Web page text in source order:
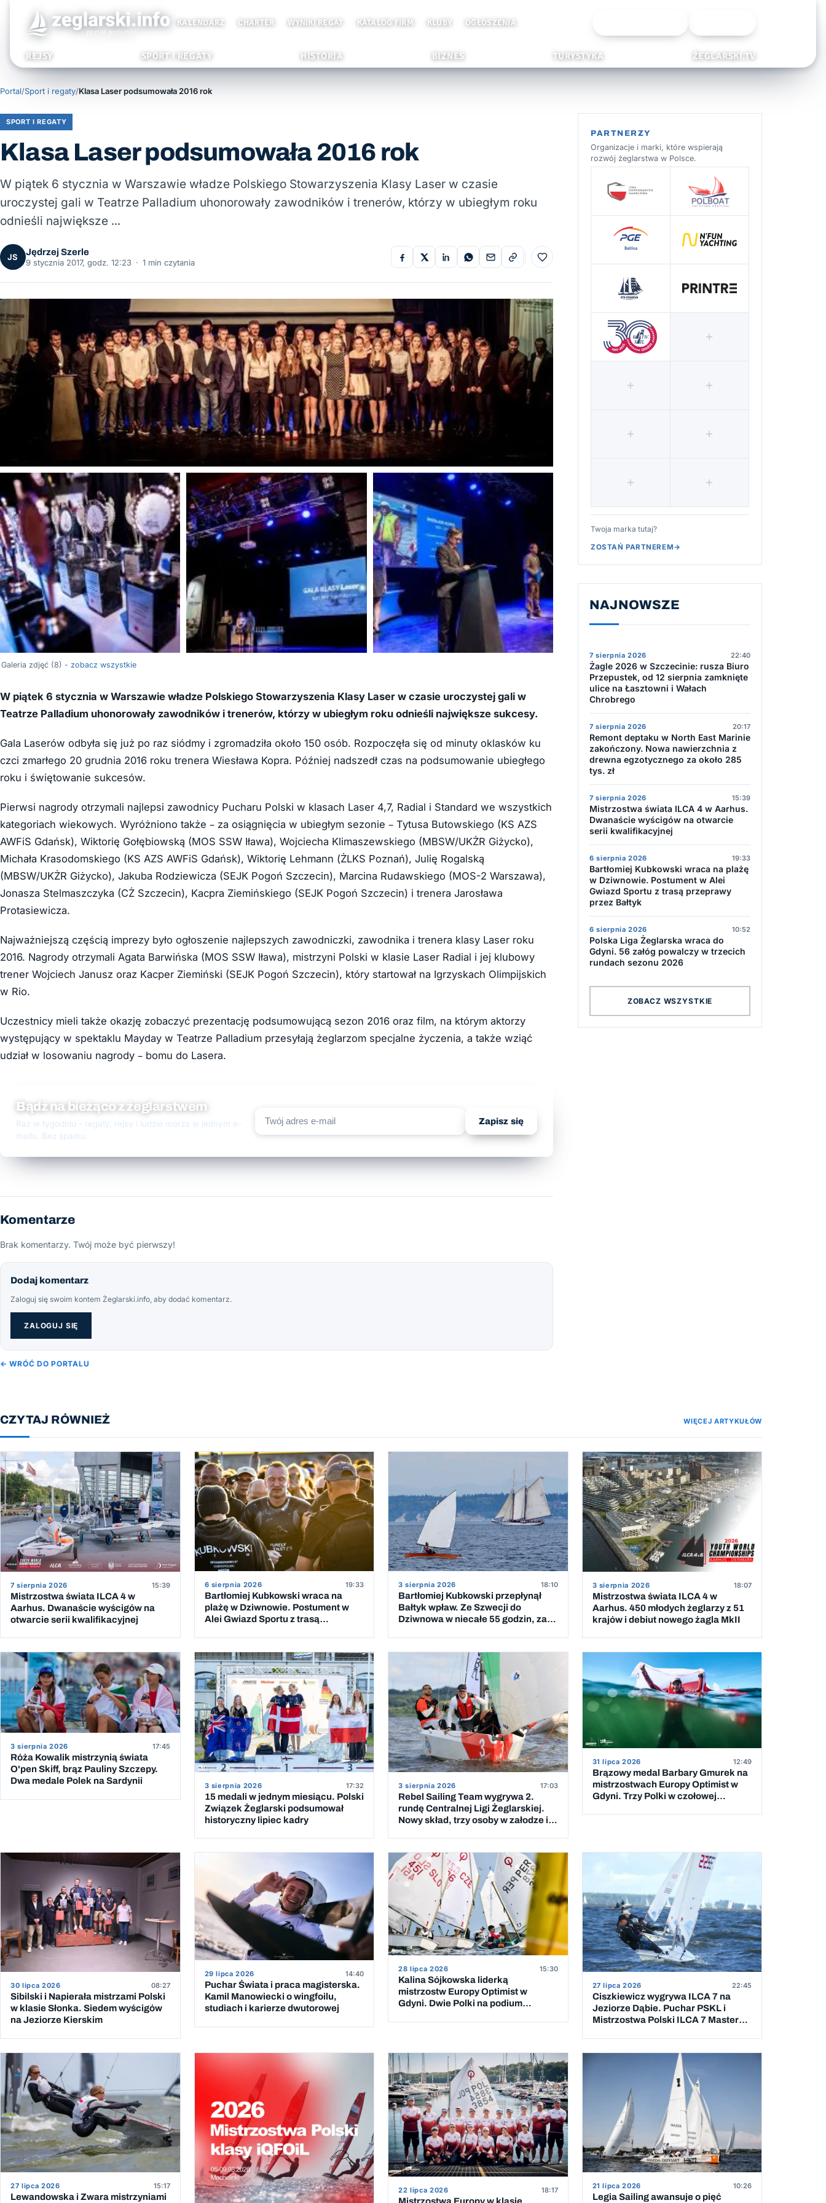
KALENDARZ CHARTER WYNIKI REGAT KATALOG FIRM KLUBY OGŁOSZENIA
REJSY SPORT I REGATY HISTORIA BIZNES TURYSTYKA ŻEGLARSKI.TV
Portal/Sport i regaty/Klasa Laser podsumowała 2016 rok
SPORT I REGATY
Klasa Laser podsumowała 2016 rok
W piątek 6 stycznia w Warszawie władze Polskiego Stowarzyszenia Klasy Laser w czasie
uroczystej gali w Teatrze Palladium uhonorowały zawodników i trenerów, którzy w ubiegłym roku
odnieśli największe …
JS
Jędrzej Szerle
9 stycznia 2017, godz. 12:23 · 1 min czytania Do ulubionych
Galeria zdjęć (8) - zobacz wszystkie
W piątek 6 stycznia w Warszawie władze Polskiego Stowarzyszenia Klasy Laser w czasie uroczystej gali w
Teatrze Palladium uhonorowały zawodników i trenerów, którzy w ubiegłym roku odnieśli największe sukcesy.
Gala Laserów odbyła się już po raz siódmy i zgromadziła około 150 osób. Rozpoczęła się od minuty oklasków ku
czci zmarłego 20 grudnia 2016 roku trenera Wiesława Kopra. Później nadszedł czas na podsumowanie ubiegłego
roku i świętowanie sukcesów.
Pierwsi nagrody otrzymali najlepsi zawodnicy Pucharu Polski w klasach Laser 4,7, Radial i Standard we wszystkich
kategoriach wiekowych. Wyróżniono także – za osiągnięcia w ubiegłym sezonie – Tytusa Butowskiego (KS AZS
AWFiS Gdańsk), Wiktorię Gołębiowską (MOS SSW Iława), Wojciecha Klimaszewskiego (MBSW/UKŻR Giżycko),
Michała Krasodomskiego (KS AZS AWFiS Gdańsk), Wiktorię Lehmann (ŻLKS Poznań), Julię Rogalską
(MBSW/UKŻR Giżycko), Jakuba Rodziewicza (SEJK Pogoń Szczecin), Marcina Rudawskiego (MOS-2 Warszawa),
Jonasza Stelmaszczyka (CŻ Szczecin), Kacpra Ziemińskiego (SEJK Pogoń Szczecin) i trenera Jarosława
Protasiewicza.
Najważniejszą częścią imprezy było ogłoszenie najlepszych zawodniczki, zawodnika i trenera klasy Laser roku
2016. Nagrody otrzymali Agata Barwińska (MOS SSW Iława), mistrzyni Polski w klasie Laser Radial i jej klubowy
trener Wojciech Janusz oraz Kacper Ziemiński (SEJK Pogoń Szczecin), który startował na Igrzyskach Olimpijskich
w Rio.
Uczestnicy mieli także okazję zobaczyć prezentację podsumowującą sezon 2016 oraz film, na którym aktorzy
występujący w spektaklu Mayday w Teatrze Palladium przesyłają żeglarzom specjalne życzenia, a także wziąć
udział w losowaniu nagrody – bomu do Lasera.
Bądź na bieżąco z żeglarstwem
Raz w tygodniu - regaty, rejsy i ludzie morza w jednym e-
mailu. Bez spamu.
Zapisz się
Komentarze
Brak komentarzy. Twój może być pierwszy!
Dodaj komentarz
Zaloguj się swoim kontem Żeglarski.info, aby dodać komentarz.
ZALOGUJ SIĘ
← WRÓĆ DO PORTALU
PARTNERZY
Organizacje i marki, które wspierają
rozwój żeglarstwa w Polsce.
Twoja marka tutaj?
ZOSTAŃ PARTNEREM→
NAJNOWSZE
7 sierpnia 2026 22:40
Żagle 2026 w Szczecinie: rusza Biuro
Przepustek, od 12 sierpnia zamknięte
ulice na Łasztowni i Wałach
Chrobrego
7 sierpnia 2026 20:17
Remont deptaku w North East Marinie
zakończony. Nowa nawierzchnia z
drewna egzotycznego za około 285
tys. zł
7 sierpnia 2026 15:39
Mistrzostwa świata ILCA 4 w Aarhus.
Dwanaście wyścigów na otwarcie
serii kwalifikacyjnej
6 sierpnia 2026 19:33
Bartłomiej Kubkowski wraca na plażę
w Dziwnowie. Postument w Alei
Gwiazd Sportu z trasą przeprawy
przez Bałtyk
6 sierpnia 2026 10:52
Polska Liga Żeglarska wraca do
Gdyni. 56 załóg powalczy w trzecich
rundach sezonu 2026
ZOBACZ WSZYSTKIE
CZYTAJ RÓWNIEŻ WIĘCEJ ARTYKUŁÓW
7 sierpnia 2026 15:39
Mistrzostwa świata ILCA 4 w
Aarhus. Dwanaście wyścigów na
otwarcie serii kwalifikacyjnej
6 sierpnia 2026 19:33
Bartłomiej Kubkowski wraca na
plażę w Dziwnowie. Postument w
Alei Gwiazd Sportu z trasą
3 sierpnia 2026 18:10
Bartłomiej Kubkowski przepłynął
Bałtyk wpław. Ze Szwecji do
Dziwnowa w niecałe 55 godzin, za
3 sierpnia 2026 18:07
Mistrzostwa świata ILCA 4 w
Aarhus. 450 młodych żeglarzy z 51
krajów i debiut nowego żagla MkII
3 sierpnia 2026 17:45
Róża Kowalik mistrzynią świata
O'pen Skiff, brąz Pauliny Szczepy.
Dwa medale Polek na Sardynii
3 sierpnia 2026 17:32
15 medali w jednym miesiącu. Polski
Związek Żeglarski podsumował
historyczny lipiec kadry
3 sierpnia 2026 17:03
Rebel Sailing Team wygrywa 2.
rundę Centralnej Ligi Żeglarskiej.
Nowy skład, trzy osoby w załodze i 5
31 lipca 2026 12:49
Brązowy medal Barbary Gmurek na
mistrzostwach Europy Optimist w
Gdyni. Trzy Polki w czołowej
30 lipca 2026 08:27
Sibilski i Napierała mistrzami Polski
w klasie Słonka. Siedem wyścigów
na Jeziorze Kierskim
29 lipca 2026 14:40
Puchar Świata i praca magisterska.
Kamil Manowiecki o wingfoilu,
studiach i karierze dwutorowej
28 lipca 2026 15:30
Kalina Sójkowska liderką
mistrzostw Europy Optimist w
Gdyni. Dwie Polki na podium
27 lipca 2026 22:45
Ciszkiewicz wygrywa ILCA 7 na
Jeziorze Dąbie. Puchar PSKL i
Mistrzostwa Polski ILCA 7 Masters
27 lipca 2026 15:17
Lewandowska i Zwara mistrzyniami
22 lipca 2026 18:17
21 lipca 2026 10:26
Legia Sailing awansuje o pięć